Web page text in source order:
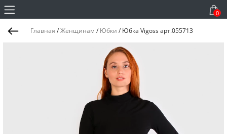
0
Главная /Женщинам / Юбки / Юбка Vigoss арт.055713